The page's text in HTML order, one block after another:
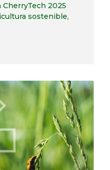
2025
sostenible,